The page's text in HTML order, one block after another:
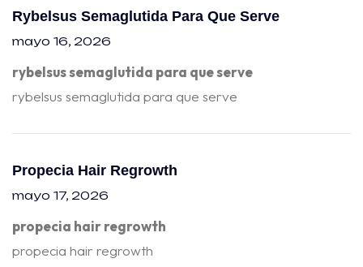
Rybelsus Semaglutida Para Que Serve
mayo 16, 2026
rybelsus semaglutida para que serve
rybelsus semaglutida para que serve
Propecia Hair Regrowth
mayo 17, 2026
propecia hair regrowth
propecia hair regrowth